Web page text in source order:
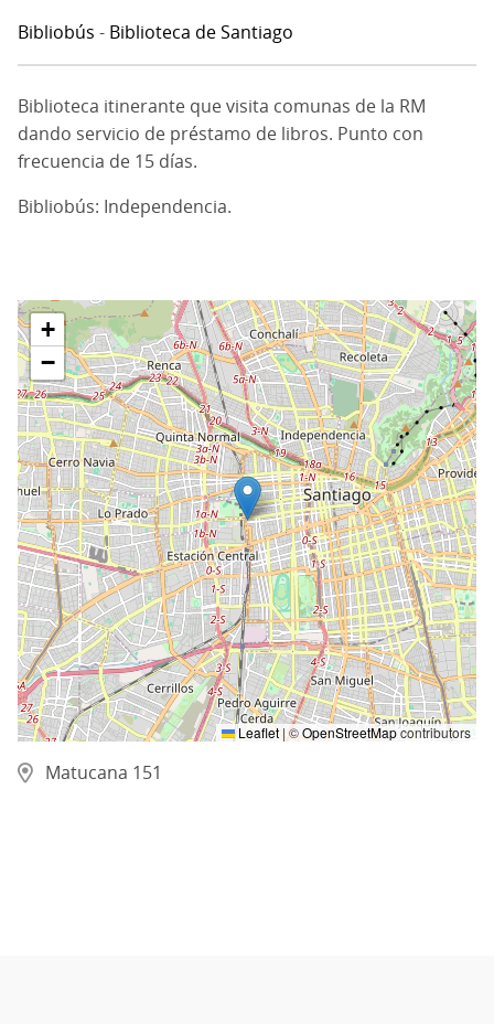
Bibliobús - Biblioteca de Santiago
Biblioteca itinerante que visita comunas de la RM
dando servicio de préstamo de libros. Punto con
frecuencia de 15 días.
Bibliobús: Independencia.
+
−
Leaflet |©OpenStreetMapcontributors
Matucana 151